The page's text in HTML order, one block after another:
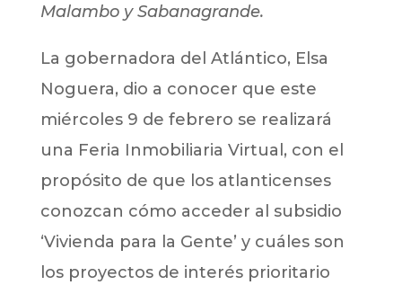
Malambo y Sabanagrande.
La gobernadora del Atlántico, Elsa
Noguera, dio a conocer que este
miércoles 9 de febrero se realizará
una Feria Inmobiliaria Virtual, con el
propósito de que los atlanticenses
conozcan cómo acceder al subsidio
‘Vivienda para la Gente’ y cuáles son
los proyectos de interés prioritario